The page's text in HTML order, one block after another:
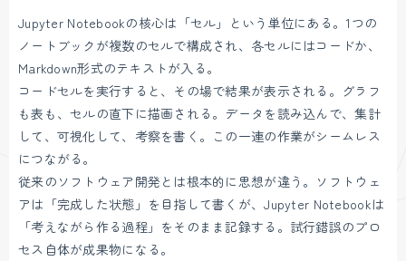
Jupyter Notebookの核心は「セル」という単位にある。1つの
ノートブックが複数のセルで構成され、各セルにはコードか、
Markdown形式のテキストが入る。
コードセルを実行すると、その場で結果が表示される。グラフ
も表も、セルの直下に描画される。データを読み込んで、集計
して、可視化して、考察を書く。この一連の作業がシームレス
につながる。
従来のソフトウェア開発とは根本的に思想が違う。ソフトウェ
アは「完成した状態」を目指して書くが、Jupyter Notebookは
「考えながら作る過程」をそのまま記録する。試行錯誤のプロ
セス自体が成果物になる。